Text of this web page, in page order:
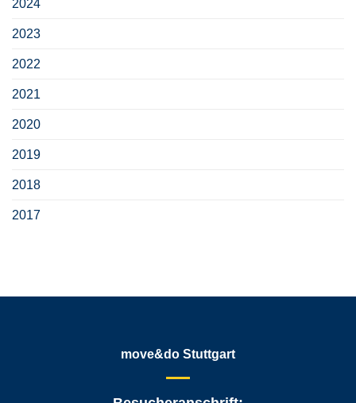
2024
2023
2022
2021
2020
2019
2018
2017
move&do Stuttgart